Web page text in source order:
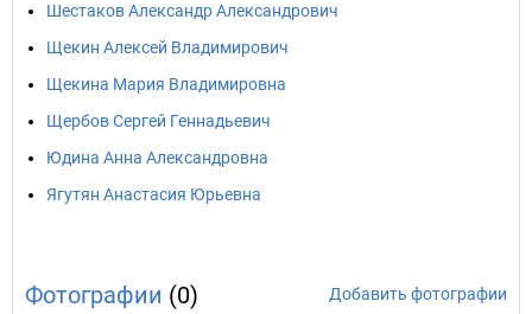
Шестаков Александр Александрович
Щекин Алексей Владимирович
Щекина Мария Владимировна
Щербов Сергей Геннадьевич
Юдина Анна Александровна
Ягутян Анастасия Юрьевна
Фотографии (0) Добавить фотографии